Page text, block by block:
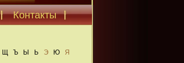
Контакты
Щ Ъ Ы Ь Э Ю Я